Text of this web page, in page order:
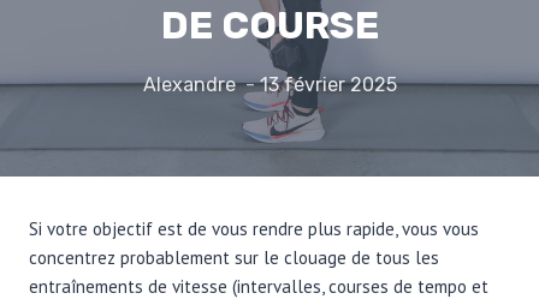
DE COURSE
Alexandre 13 février 2025
Si votre objectif est de vous rendre plus rapide, vous vous
concentrez probablement sur le clouage de tous les
entraînements de vitesse (intervalles, courses de tempo et